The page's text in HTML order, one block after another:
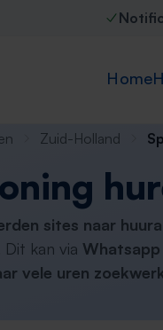
Home
Zuid-Holland
sites naar
kan via
vele uren